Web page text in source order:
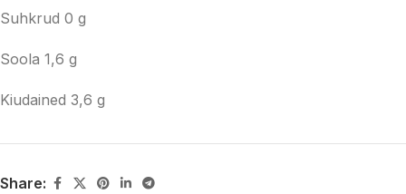
Suhkrud 0 g
Soola 1,6 g
Kiudained 3,6 g
Share: